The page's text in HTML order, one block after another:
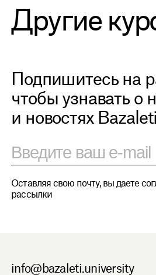
Другие
Подпишитесь на
чтобы узнавать о
и новостях
Оставляя свою почту, вы даете
рассылки
info@bazaleti.university